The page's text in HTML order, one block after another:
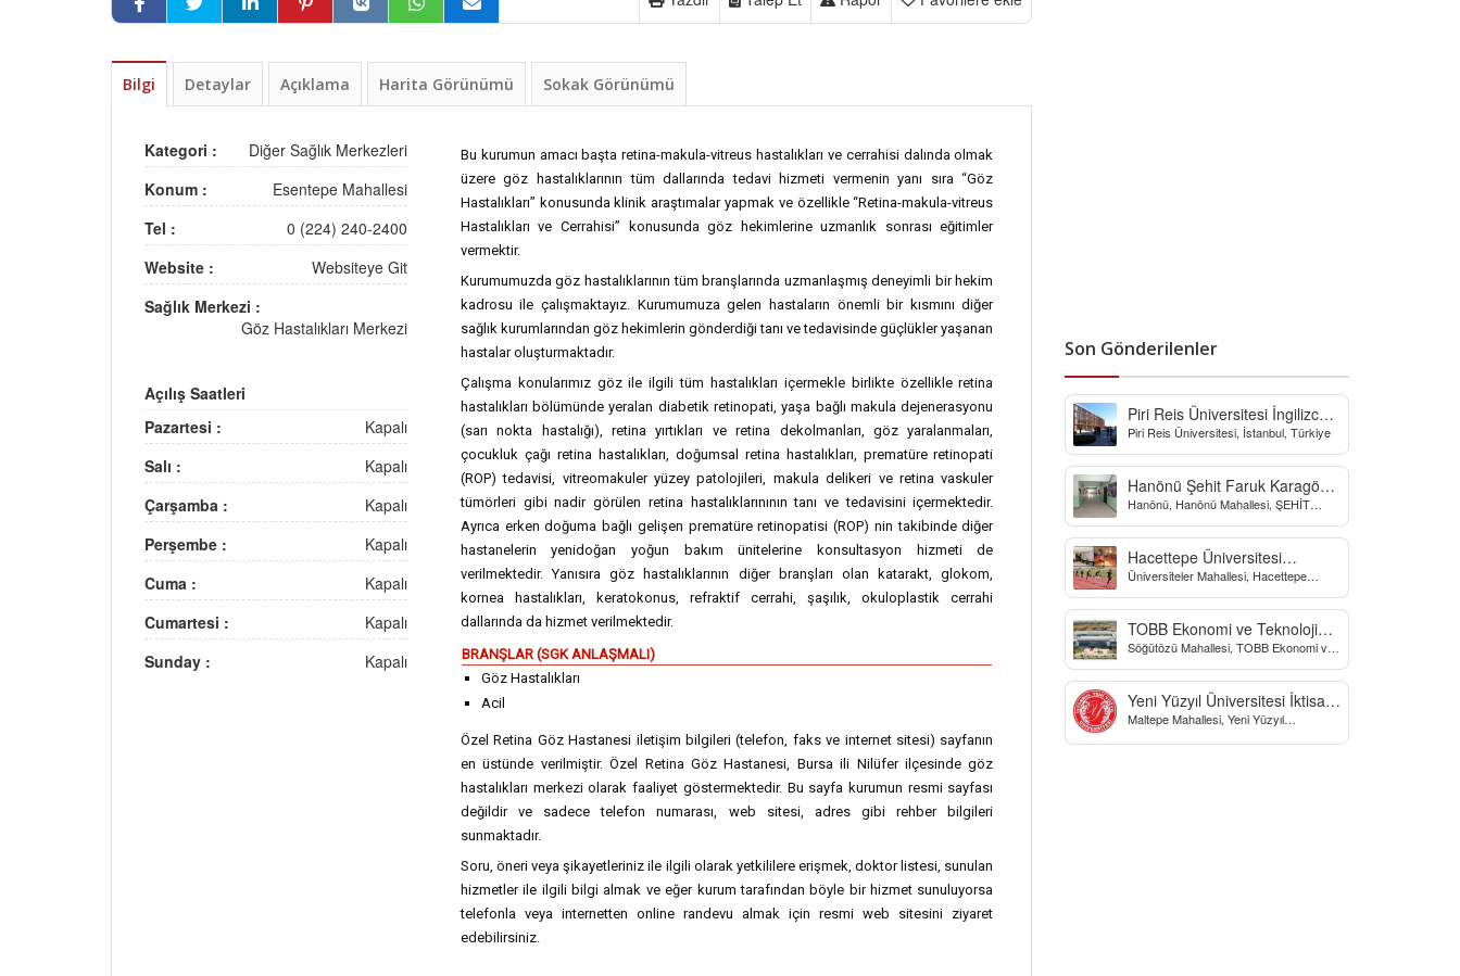
Bilgi Detaylar Açıklama Harita Görünümü Sokak Görünümü
Kategori :
Diğer Sağlık Merkezleri
Konum :
Esentepe Mahallesi
Tel :
0 (224) 240-2400
Website :
Websiteye Git
Sağlık Merkezi :
Göz Hastalıkları Merkezi
Açılış Saatleri
Pazartesi :
Kapalı
Salı :
Kapalı
Çarşamba :
Kapalı
Perşembe :
Kapalı
Cuma :
Kapalı
Cumartesi :
Kapalı
Sunday :
Kapalı
Bu kurumun amacı başta retina-makula-vitreus hastalıkları ve cerrahisi dalında olmak
üzere göz hastalıklarının tüm dallarında tedavi hizmeti vermenin yanı sıra “Göz
Hastalıkları” konusunda klinik araştımalar yapmak ve özellikle “Retina-makula-vitreus
Hastalıkları ve Cerrahisi” konusunda göz hekimlerine uzmanlık sonrası eğitimler
vermektir.
Kurumumuzda göz hastalıklarının tüm branşlarında uzmanlaşmış deneyimli bir hekim
kadrosu ile çalışmaktayız. Kurumumuza gelen hastaların önemli bir kısmını diğer
sağlık kurumlarından göz hekimlerin gönderdiği tanı ve tedavisinde güçlükler yaşanan
hastalar oluşturmaktadır.
Çalışma konularımız göz ile ilgili tüm hastalıkları içermekle birlikte özellikle retina
hastalıkları bölümünde yeralan diabetik retinopati, yaşa bağlı makula dejenerasyonu
(sarı nokta hastalığı), retina yırtıkları ve retina dekolmanları, göz yaralanmaları,
çocukluk çağı retina hastalıkları, doğumsal retina hastalıkları, prematüre retinopati
(ROP) tedavisi, vitreomakuler yüzey patolojileri, makula delikeri ve retina vaskuler
tümörleri gibi nadir görülen retina hastalıklarınının tanı ve tedavisini içermektedir.
Ayrıca erken doğuma bağlı gelişen prematüre retinopatisi (ROP) nin takibinde diğer
hastanelerin yenidoğan yoğun bakım ünitelerine konsultasyon hizmeti de
verilmektedir. Yanısıra göz hastalıklarının diğer branşları olan katarakt, glokom,
kornea hastalıkları, keratokonus, refraktif cerrahi, şaşılık, okuloplastik cerrahi
dallarında da hizmet verilmektedir.
BRANŞLAR (SGK ANLAŞMALI)
Göz Hastalıkları
Acil
Özel Retina Göz Hastanesi iletişim bilgileri (telefon, faks ve internet sitesi) sayfanın
en üstünde verilmiştir. Özel Retina Göz Hastanesi, Bursa ili Nilüfer ilçesinde göz
hastalıkları merkezi olarak faaliyet göstermektedir. Bu sayfa kurumun resmi sayfası
değildir ve sadece telefon numarası, web sitesi, adres gibi rehber bilgileri
sunmaktadır.
Soru, öneri veya şikayetleriniz ile ilgili olarak yetkililere erişmek, doktor listesi, sunulan
hizmetler ile ilgili bilgi almak ve eğer kurum tarafından böyle bir hizmet sunuluyorsa
telefonla veya internetten online randevu almak için resmi web sitesini ziyaret
edebilirsiniz.
Son Gönderilenler
Piri Reis Üniversitesi İngilizce
Hazırlık Bölümü
Piri Reis Üniversitesi, İstanbul, Türkiye
Hanönü Şehit Faruk Karagöz
Yatılı Bölge Ortaokulu
Hanönü, Hanönü Mahallesi, ŞEHİT
Sokak, Kastamonu, Türkiye
Hacettepe Üniversitesi
Biyomekanik Laboratuvarı
Üniversiteler Mahallesi, Hacettepe
Yo, Çankaya/Ankara, Türkiye
TOBB Ekonomi ve Teknoloji
Üniversitesi
Söğütözü Mahallesi, TOBB Ekonomi ve
Caddesi, Ankara, Türkiye
Yeni Yüzyıl Üniversitesi İktisadi
ve İdari Bilimler Fakültesi
Maltepe Mahallesi, Yeni Yüzyıl